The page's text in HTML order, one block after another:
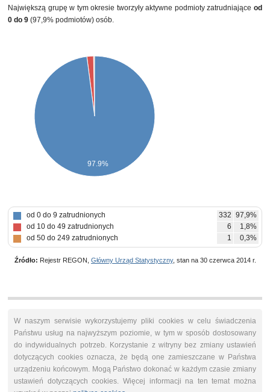
Największą grupę w tym okresie tworzyły aktywne podmioty zatrudniające od
0 do 9 (97,9% podmiotów) osób.
97.9%
od 0 do 9 zatrudnionych 332 97,9%
od 10 do 49 zatrudnionych
6
1,8%
od 50 do 249 zatrudnionych
1 0,3%
Źródło: Rejestr REGON, Główny Urząd Statystyczny, stan na 30 czerwca 2014 r.
W naszym serwisie wykorzystujemy pliki cookies w celu świadczenia
Państwu usług na najwyższym poziomie, w tym w sposób dostosowany
do indywidualnych potrzeb. Korzystanie z witryny bez zmiany ustawień
dotyczących cookies oznacza, że będą one zamieszczane w Państwa
urządzeniu końcowym. Mogą Państwo dokonać w każdym czasie zmiany
ustawień dotyczących cookies. Więcej informacji na ten temat można